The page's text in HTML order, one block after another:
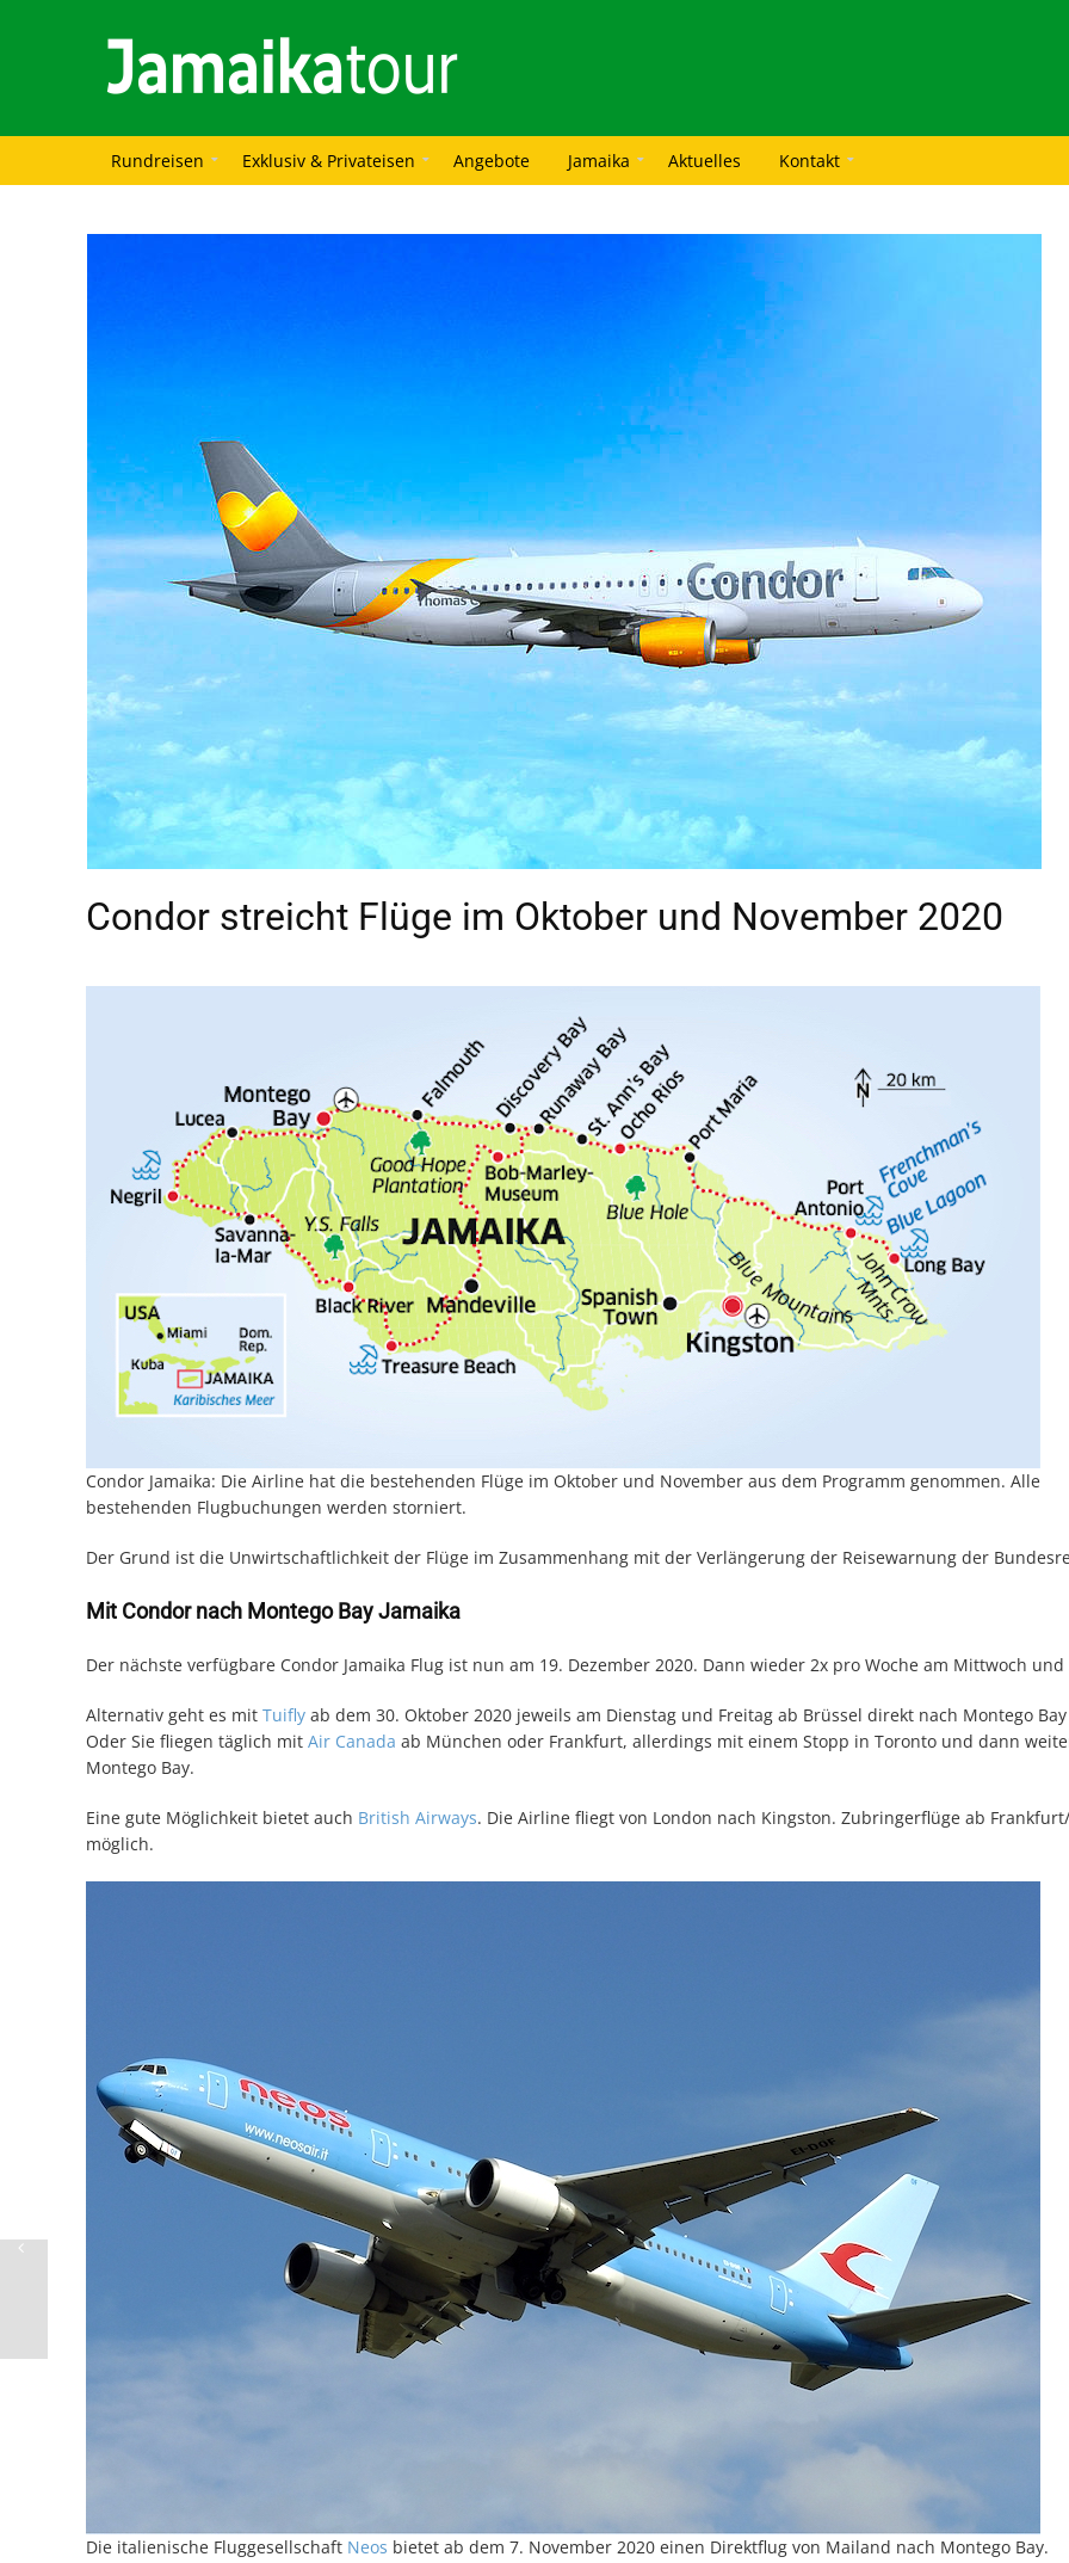
Rundreisen Exklusiv & Privateisen Angebote Jamaika Aktuelles Kontakt
Condor streicht Flüge im Oktober und November 2020
Condor Jamaika: Die Airline hat die bestehenden Flüge im Oktober und November aus dem Programm genommen. Alle
bestehenden Flugbuchungen werden storniert.
Der Grund ist die Unwirtschaftlichkeit der Flüge im Zusammenhang mit der Verlängerung der Reisewarnung der
Mit Condor nach Montego Bay Jamaika
Der nächste verfügbare Condor Jamaika Flug ist nun am 19. Dezember 2020. Dann wieder 2x pro Woche am Mittwoch und
Alternativ geht es mit Tuifly ab dem 30. Oktober 2020 jeweils am Dienstag und Freitag ab Brüssel direkt nach Montego Bay
Oder Sie fliegen täglich mit Air Canada ab München oder Frankfurt, allerdings mit einem Stopp in Toronto und dann
Montego Bay.
Eine gute Möglichkeit bietet auch British Airways. Die Airline fliegt von London nach Kingston. Zubringerflüge ab
möglich.
Die italienische Fluggesellschaft Neos bietet ab dem 7. November 2020 einen Direktflug von Mailand nach Montego Bay.